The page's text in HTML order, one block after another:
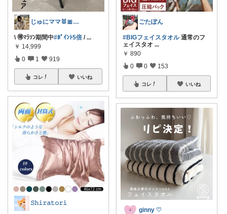
じゅにママ🐰🎀2yboyワーママ
\ 🉐ﾏﾗｿﾝ期間中#ﾎﾟｲﾝﾄ5倍 /...
￥ 14,999
0 1 919
コレ いいね
𝚂𝚑𝚒𝚛𝚊𝚝𝚘𝚛𝚒
ごたぽん
#BIGフェイスタオル通常のフ
ェイスタオ ...
￥ 890
0 0 153
コレ いいね
ginny ♡